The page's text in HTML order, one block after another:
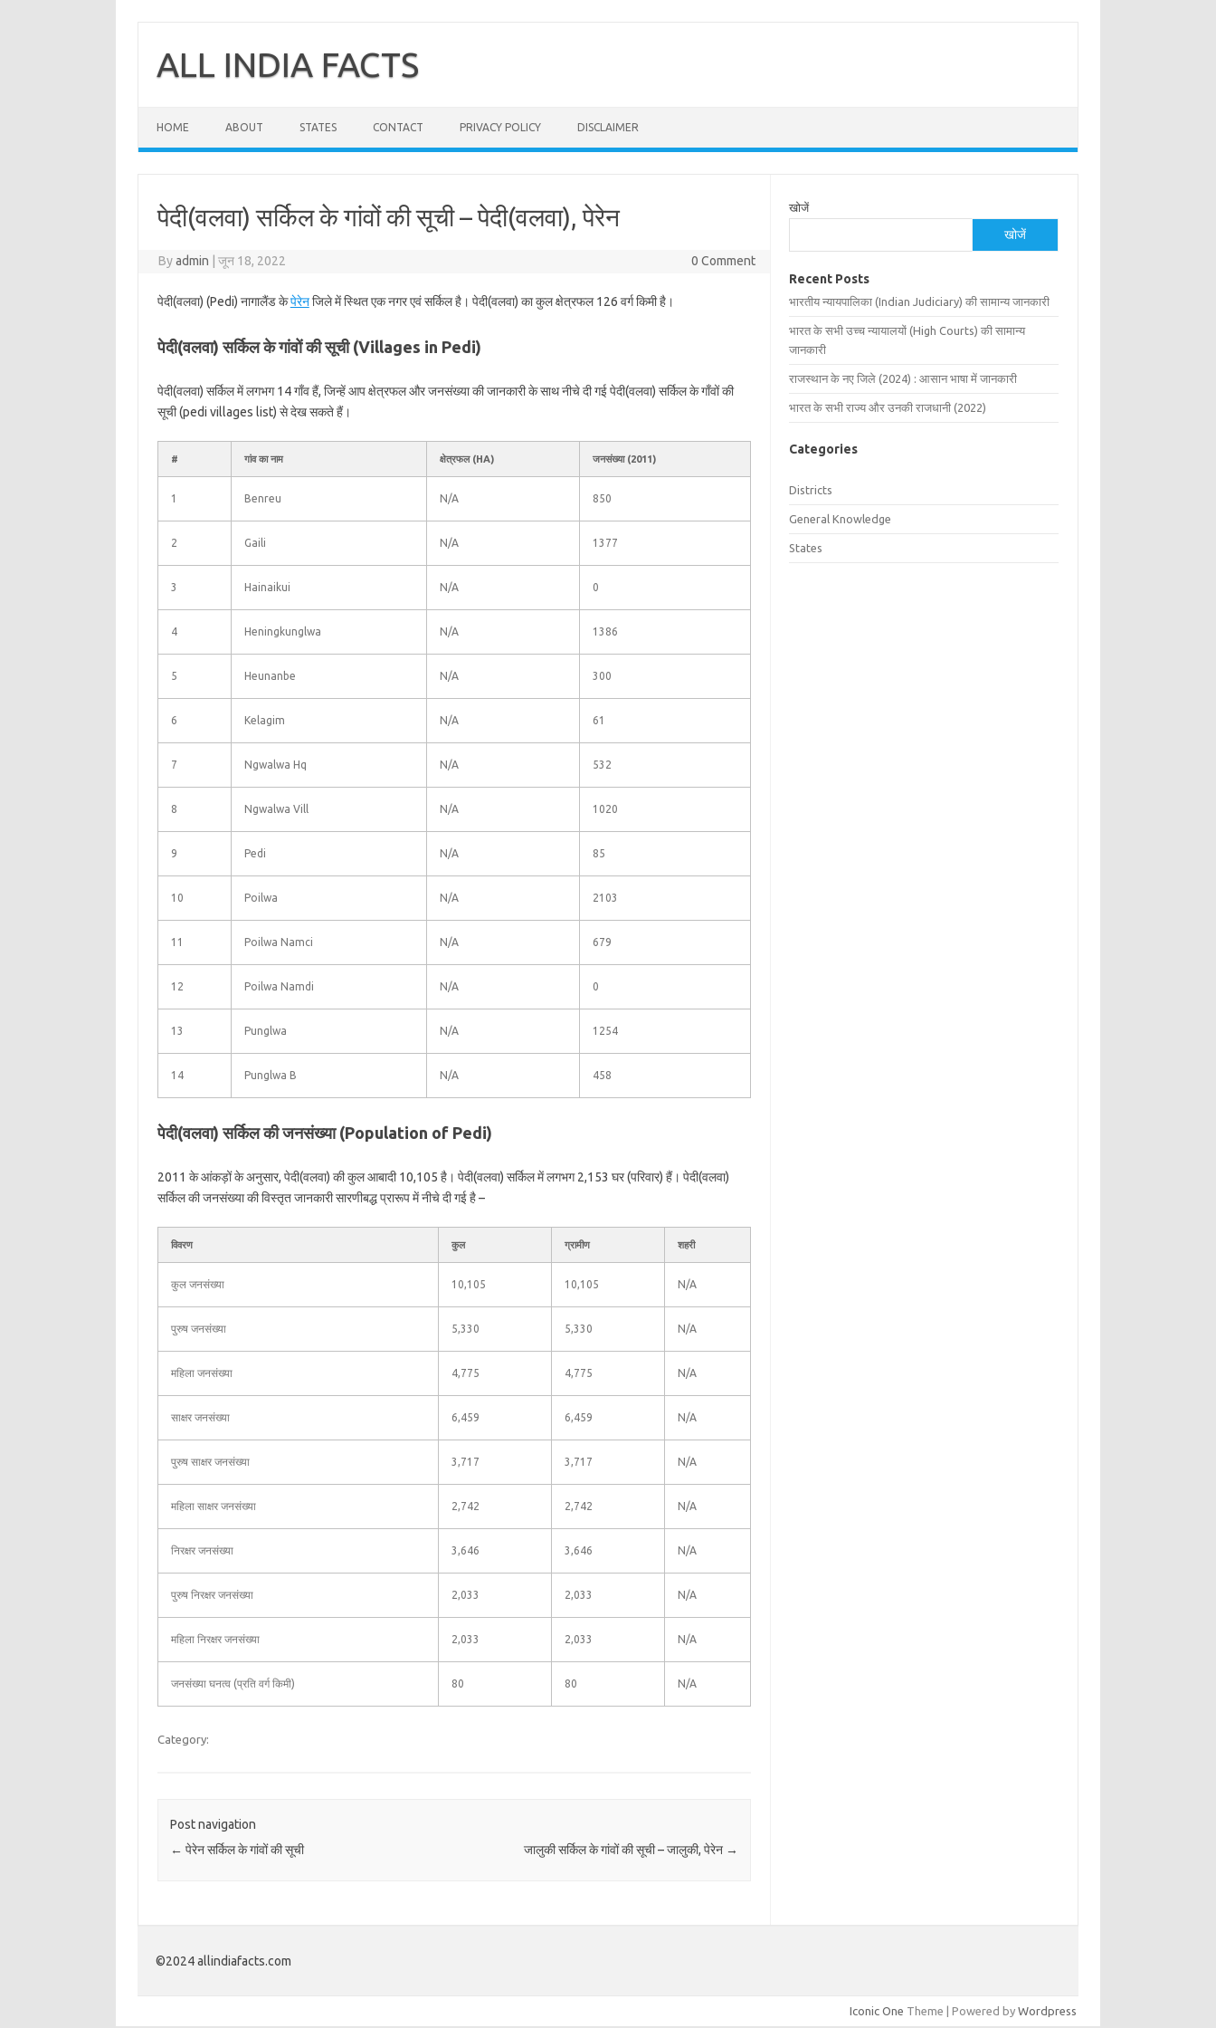
contentALL INDIA FACTS
HOME ABOUT STATES CONTACT PRIVACY POLICY DISCLAIMER
पेदी(वलवा) सर्किल के गांवों की सूची – पेदी(वलवा), पेरेन
Byadmin जून 18, 2022 0 Comment
पेदी(वलवा) (Pedi) नागालैंड केपेरेनजिले में स्थित एक नगर एवं सर्किल है। पेदी(वलवा) का कुल क्षेत्रफल 126 वर्ग किमी है।
पेदी(वलवा) सर्किल के गांवों की सूची (Villages in Pedi)
पेदी(वलवा) सर्किल में लगभग 14 गाँव हैं, जिन्हें आप क्षेत्रफल और जनसंख्या की जानकारी के साथ नीचे दी गई पेदी(वलवा) सर्किल के गाँवों की
सूची (pedi villages list) से देख सकते हैं।
# गांव का नाम क्षेत्रफल (HA) जनसंख्या (2011)
1 Benreu N/A 850
2 Gaili N/A 1377
3 Hainaikui N/A 0
4 Heningkunglwa N/A 1386
5 Heunanbe N/A 300
6 Kelagim N/A 61
7 Ngwalwa Hq N/A 532
8 Ngwalwa Vill N/A 1020
9 Pedi N/A 85
10 Poilwa N/A 2103
11 Poilwa Namci N/A 679
12 Poilwa Namdi N/A 0
13 Punglwa N/A 1254
14 Punglwa B N/A 458
पेदी(वलवा) सर्किल की जनसंख्या (Population of Pedi)
2011 के आंकड़ों के अनुसार, पेदी(वलवा) की कुल आबादी 10,105 है। पेदी(वलवा) सर्किल में लगभग 2,153 घर (परिवार) हैं। पेदी(वलवा)
सर्किल की जनसंख्या की विस्तृत जानकारी सारणीबद्ध प्रारूप में नीचे दी गई है –
विवरण कुल ग्रामीण शहरी
कुल जनसंख्या 10,105 10,105 N/A
पुरुष जनसंख्या 5,330 5,330 N/A
महिला जनसंख्या 4,775 4,775 N/A
साक्षर जनसंख्या 6,459 6,459 N/A
पुरुष साक्षर जनसंख्या 3,717 3,717 N/A
महिला साक्षर जनसंख्या 2,742 2,742 N/A
निरक्षर जनसंख्या 3,646 3,646 N/A
पुरुष निरक्षर जनसंख्या 2,033 2,033 N/A
महिला निरक्षर जनसंख्या 2,033 2,033 N/A
जनसंख्या घनत्व (प्रति वर्ग किमी) 80 80 N/A
Category:
Post navigation
← पेरेन सर्किल के गांवों की सूची जालुकी सर्किल के गांवों की सूची – जालुकी, पेरेन →
खोजें
खोजें
Recent Posts
भारतीय न्यायपालिका (Indian Judiciary) की सामान्य जानकारी
भारत के सभी उच्च न्यायालयों (High Courts) की सामान्य
जानकारी
राजस्थान के नए जिले (2024) : आसान भाषा में जानकारी
भारत के सभी राज्य और उनकी राजधानी (2022)
Categories
Districts
General Knowledge
States
©2024 allindiafacts.com
Iconic One Theme | Powered by Wordpress